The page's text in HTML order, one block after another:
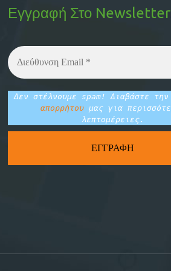
Εγγραφή Στο
Δεν στέλνουμε spam! Διαβάστε την
απορρήτουμας για
λεπτομέρειες.